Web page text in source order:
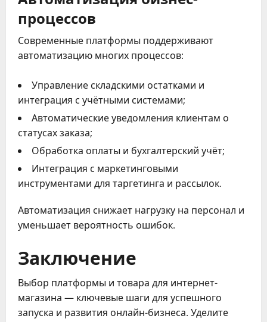
процессов
Современные платформы поддерживают
автоматизацию многих процессов:
Управление складскими остатками и
интеграция с учётными системами;
Автоматические уведомления клиентам о
статусах заказа;
Обработка оплаты и бухгалтерский учёт;
Интеграция с маркетинговыми
инструментами для таргетинга и рассылок.
Автоматизация снижает нагрузку на персонал и
уменьшает вероятность ошибок.
Заключение
Выбор платформы и товара для интернет-
магазина — ключевые шаги для успешного
запуска и развития онлайн-бизнеса. Уделите